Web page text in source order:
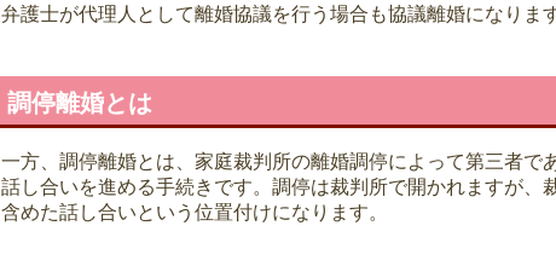
弁護士が代理人として離婚協議を行う場合も協議離婚になります
調停離婚とは
一方、調停離婚とは、家庭裁判所の離婚調停によって第三者で
話し合いを進める手続きです。調停は裁判所で開かれますが、
含めた話し合いという位置付けになります。